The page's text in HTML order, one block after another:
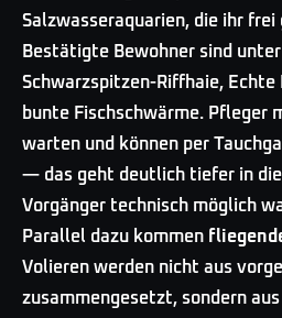
Salzwasseraquarien, die ihr
Bestätigte Bewohner sind
Schwarzspitzen-Riffhaie,
bunte Fischschwärme. Pfleger
warten und können per
— das geht deutlich tiefer in
Vorgänger technisch möglich
Parallel dazu kommen
Volieren werden nicht aus
zusammengesetzt, sondern